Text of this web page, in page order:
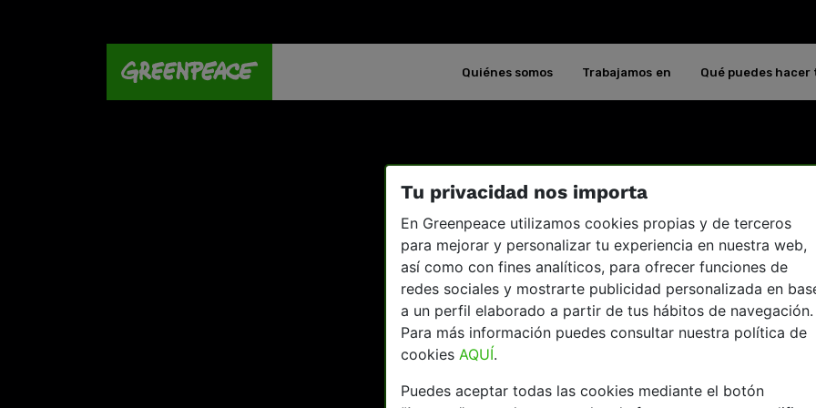
Quiénes somos Trabajamos en Qué puedes hacer
Tu privacidad nos importa
En Greenpeace utilizamos cookies propias y de terceros
para mejorar y personalizar tu experiencia en nuestra web,
así como con fines analíticos, para ofrecer funciones de
redes sociales y mostrarte publicidad personalizada en
a un perfil elaborado a partir de tus hábitos de navegación.
Para más información puedes consultar nuestra política de
cookies AQUÍ.
Puedes aceptar todas las cookies mediante el botón